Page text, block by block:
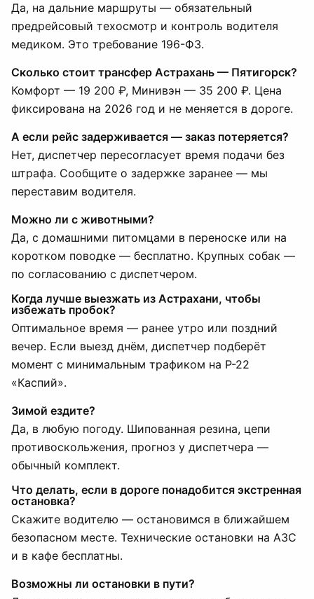
Да, на дальние маршруты — обязательный
предрейсовый техосмотр и контроль водителя
медиком. Это требование 196-ФЗ.
Сколько стоит трансфер Астрахань — Пятигорск?
Комфорт — 19 200 ₽, Минивэн — 35 200 ₽. Цена
фиксирована на 2026 год и не меняется в дороге.
А если рейс задерживается — заказ потеряется?
Нет, диспетчер пересогласует время подачи без
штрафа. Сообщите о задержке заранее — мы
переставим водителя.
Можно ли с животными?
Да, с домашними питомцами в переноске или на
коротком поводке — бесплатно. Крупных собак —
по согласованию с диспетчером.
Когда лучше выезжать из Астрахани, чтобы
избежать пробок?
Оптимальное время — ранее утро или поздний
вечер. Если выезд днём, диспетчер подберёт
момент с минимальным трафиком на Р-22
«Каспий».
Зимой ездите?
Да, в любую погоду. Шипованная резина, цепи
противоскольжения, прогноз у диспетчера —
обычный комплект.
Что делать, если в дороге понадобится экстренная
остановка?
Скажите водителю — остановимся в ближайшем
безопасном месте. Технические остановки на АЗС
и в кафе бесплатны.
Возможны ли остановки в пути?